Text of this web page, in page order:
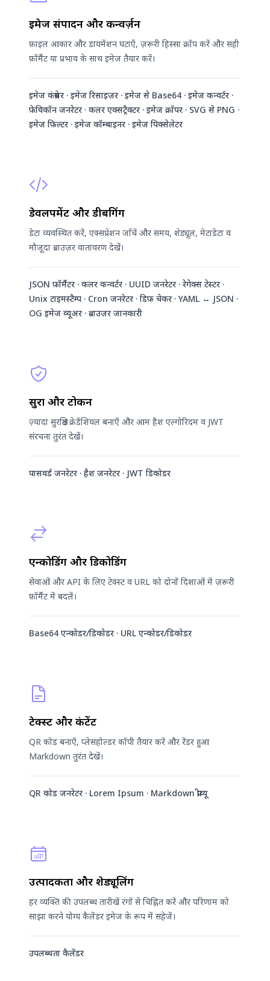
इमेज संपादन और कन्वर्ज़न
फ़ाइल आकार और डायमेंशन घटाएँ, ज़रूरी हिस्सा क्रॉप करें और सही
फ़ॉर्मैट या प्रभाव के साथ इमेज तैयार करें।
इमेज कंप्रेसर · इमेज रिसाइज़र · इमेज से Base64 · इमेज कन्वर्टर ·
फ़ेविकॉन जनरेटर · कलर एक्सट्रैक्टर · इमेज क्रॉपर · SVG से PNG ·
इमेज फ़िल्टर · इमेज कॉम्बाइनर · इमेज पिक्सेलेटर
डेवलपमेंट और डीबगिंग
डेटा व्यवस्थित करें, एक्सप्रेशन जाँचें और समय, शेड्यूल, मेटाडेटा व
मौजूदा ब्राउज़र वातावरण देखें।
JSON फ़ॉर्मैटर · कलर कन्वर्टर · UUID जनरेटर · रेगेक्स टेस्टर ·
Unix टाइमस्टैम्प · Cron जनरेटर · डिफ़ चेकर · YAML ↔ JSON ·
OG इमेज व्यूअर · ब्राउज़र जानकारी
सुरक्षा और टोकन
ज़्यादा सुरक्षित क्रेडेंशियल बनाएँ और आम हैश एल्गोरिदम व JWT
संरचना तुरंत देखें।
पासवर्ड जनरेटर · हैश जनरेटर · JWT डिकोडर
एन्कोडिंग और डिकोडिंग
सेवाओं और API के लिए टेक्स्ट व URL को दोनों दिशाओं में ज़रूरी
फ़ॉर्मैट में बदलें।
Base64 एन्कोडर/डिकोडर · URL एन्कोडर/डिकोडर
टेक्स्ट और कंटेंट
QR कोड बनाएँ, प्लेसहोल्डर कॉपी तैयार करें और रेंडर हुआ
Markdown तुरंत देखें।
QR कोड जनरेटर · Lorem Ipsum · Markdown प्रीव्यू
उत्पादकता और शेड्यूलिंग
हर व्यक्ति की उपलब्ध तारीखें रंगों से चिह्नित करें और परिणाम को
साझा करने योग्य कैलेंडर इमेज के रूप में सहेजें।
उपलब्धता कैलेंडर